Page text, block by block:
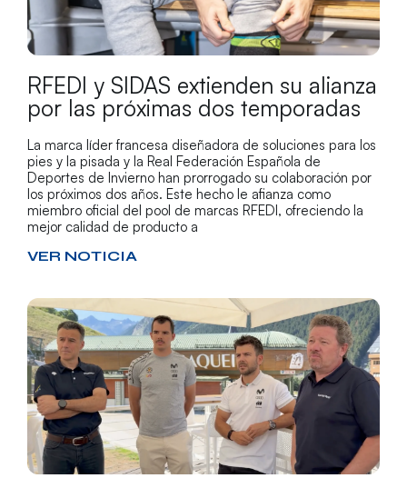
RFEDI y SIDAS extienden su alianza
por las próximas dos temporadas
La marca líder francesa diseñadora de soluciones para los
pies y la pisada y la Real Federación Española de
Deportes de Invierno han prorrogado su colaboración por
los próximos dos años. Este hecho le afianza como
miembro oficial del pool de marcas RFEDI, ofreciendo la
mejor calidad de producto a
VER NOTICIA